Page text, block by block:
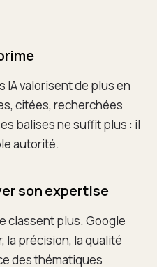
IA valorisent de plus en
citées, recherchées
balises ne suffit plus : il
autorité.
son expertise
classent plus. Google
la précision, la qualité
des thématiques